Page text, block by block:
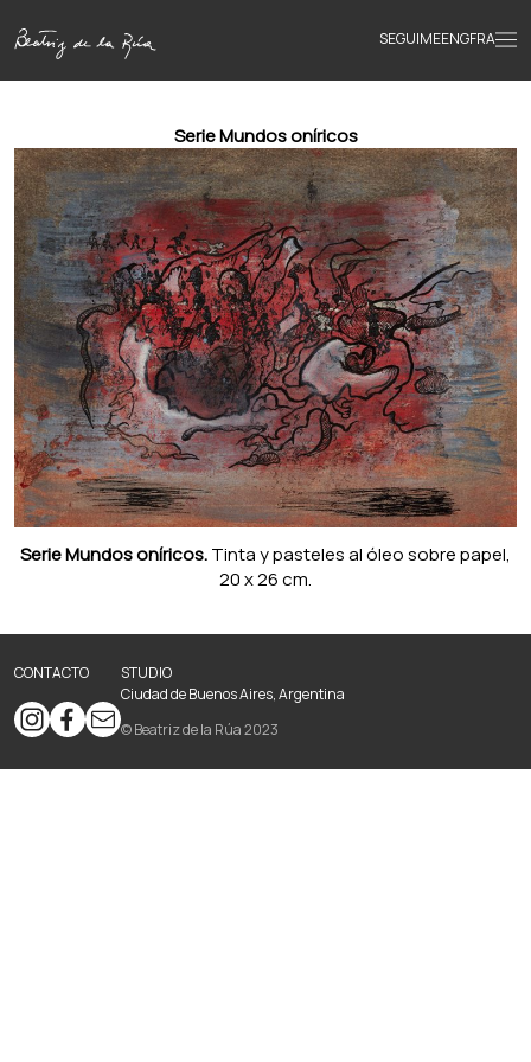
SEGUIMEENGFRA
Inicio
Obras
Textos
Biografía
Libros
Novedades
Serie Mundos oníricos
Serie Mundos oníricos.Tinta y pasteles al óleo sobre papel,
20 x 26 cm.
CONTACTO
STUDIO
Ciudad de Buenos Aires, Argentina
© Beatriz de la Rúa 2023